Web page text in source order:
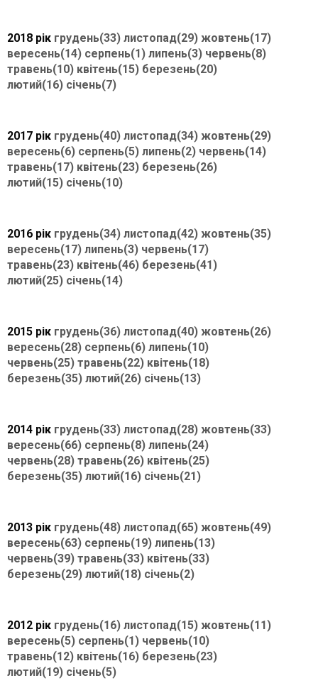
2018 рік грудень(33) листопад(29) жовтень(17)
вересень(14) серпень(1) липень(3) червень(8)
травень(10) квітень(15) березень(20)
лютий(16) січень(7)
2017 рік грудень(40) листопад(34) жовтень(29)
вересень(6) серпень(5) липень(2) червень(14)
травень(17) квітень(23) березень(26)
лютий(15) січень(10)
2016 рік грудень(34) листопад(42) жовтень(35)
вересень(17) липень(3) червень(17)
травень(23) квітень(46) березень(41)
лютий(25) січень(14)
2015 рік грудень(36) листопад(40) жовтень(26)
вересень(28) серпень(6) липень(10)
червень(25) травень(22) квітень(18)
березень(35) лютий(26) січень(13)
2014 рік грудень(33) листопад(28) жовтень(33)
вересень(66) серпень(8) липень(24)
червень(28) травень(26) квітень(25)
березень(35) лютий(16) січень(21)
2013 рік грудень(48) листопад(65) жовтень(49)
вересень(63) серпень(19) липень(13)
червень(39) травень(33) квітень(33)
березень(29) лютий(18) січень(2)
2012 рік грудень(16) листопад(15) жовтень(11)
вересень(5) серпень(1) червень(10)
травень(12) квітень(16) березень(23)
лютий(19) січень(5)